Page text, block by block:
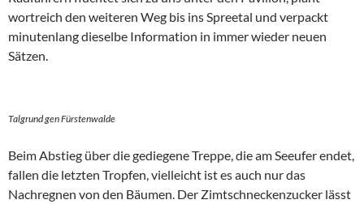
wortreich den weiteren Weg bis ins Spreetal und verpackt
minutenlang dieselbe Information in immer wieder neuen
Sätzen.
Talgrund gen Fürstenwalde
Beim Abstieg über die gediegene Treppe, die am Seeufer endet,
fallen die letzten Tropfen, vielleicht ist es auch nur das
Nachregnen von den Bäumen. Der Zimtschneckenzucker lässt